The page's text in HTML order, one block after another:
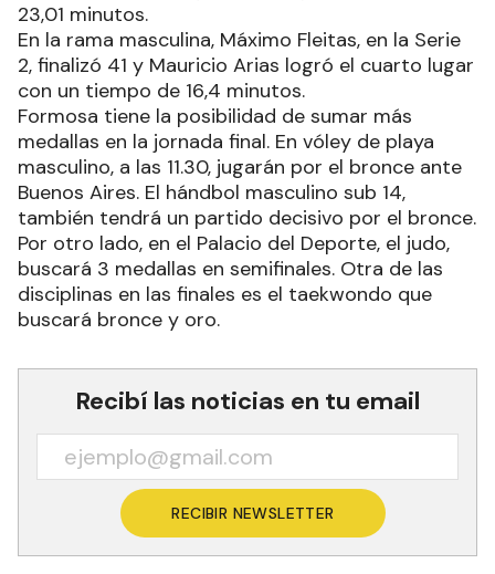
23,01 minutos.
En la rama masculina, Máximo Fleitas, en la Serie
2, finalizó 41 y Mauricio Arias logró el cuarto lugar
con un tiempo de 16,4 minutos.
Formosa tiene la posibilidad de sumar más
medallas en la jornada final. En vóley de playa
masculino, a las 11.30, jugarán por el bronce ante
Buenos Aires. El hándbol masculino sub 14,
también tendrá un partido decisivo por el bronce.
Por otro lado, en el Palacio del Deporte, el judo,
buscará 3 medallas en semifinales. Otra de las
disciplinas en las finales es el taekwondo que
buscará bronce y oro.
Recibí las noticias en tu email
RECIBIR NEWSLETTER